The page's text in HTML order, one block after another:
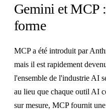
Gemini et MCP
forme
MCP a été introduit par
mais il est rapidement
l'ensemble de l'industrie AI
au lieu que chaque outil AI
sur mesure, MCP fournit